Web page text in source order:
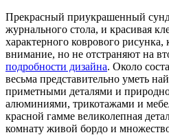
Прекрасный приукрашенный
журнального стола, и красивая
характерного коврового
внимание, но не отстраняют на
подробности дизайна. Около
весьма представительно уметь
приметными деталями и
алюминиями, трикотажами и
красной гамме великолепная
комнату живой бордо и